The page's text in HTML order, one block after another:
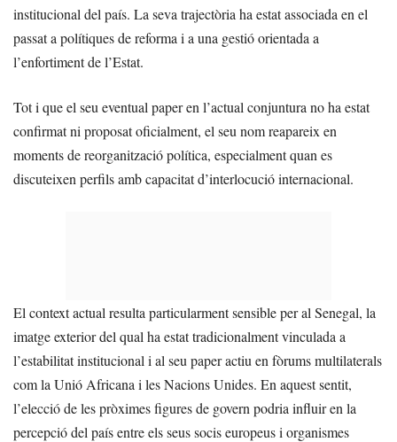
institucional del país. La seva trajectòria ha estat associada en el
passat a polítiques de reforma i a una gestió orientada a
l’enfortiment de l’Estat.
Tot i que el seu eventual paper en l’actual conjuntura no ha estat
confirmat ni proposat oficialment, el seu nom reapareix en
moments de reorganització política, especialment quan es
discuteixen perfils amb capacitat d’interlocució internacional.
El context actual resulta particularment sensible per al Senegal, la
imatge exterior del qual ha estat tradicionalment vinculada a
l’estabilitat institucional i al seu paper actiu en fòrums multilaterals
com la Unió Africana i les Nacions Unides. En aquest sentit,
l’elecció de les pròximes figures de govern podria influir en la
percepció del país entre els seus socis europeus i organismes